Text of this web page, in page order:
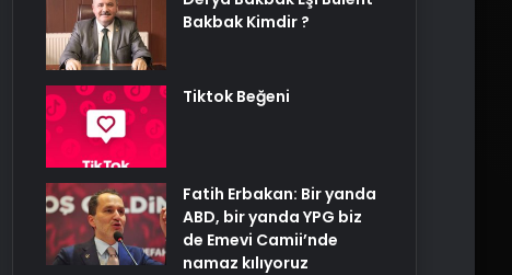
Bakbak Kimdir ?
Tiktok Beğeni
Fatih Erbakan: Bir yanda
ABD, bir yanda YPG biz
de Emevi Camii’nde
namaz kılıyoruz